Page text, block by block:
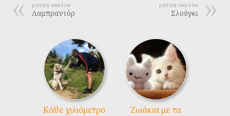
ρατσα σκυλου
Σλούγκι
ρατσα σκυλου
Λαμπραντόρ
Kάθε χιλιόμετρο
Ζωάκια με τα